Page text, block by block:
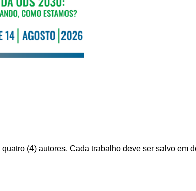
(4) autores. Cada trabalho deve ser salvo em